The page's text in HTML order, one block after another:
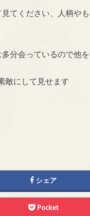
てください、人柄や
分会っているので他
敵にして見せます
シェア
Pocket